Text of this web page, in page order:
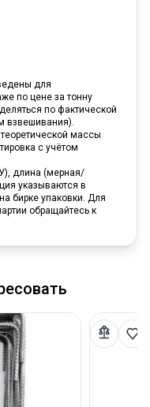
для
по цене за тонну
по фактической
взвешивания).
массы
с учётом
длина (мерная/
указываются в
бирке упаковки. Для
обращайтесь к